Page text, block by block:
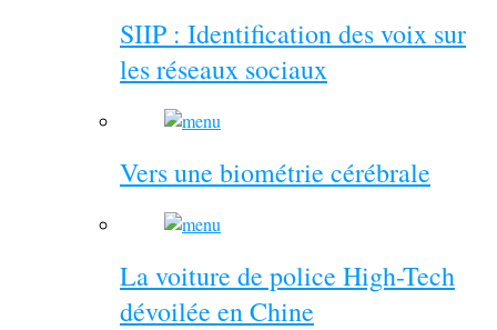
SIIP : Identification des voix sur
les réseaux sociaux
Vers une biométrie cérébrale
La voiture de police High-Tech
dévoilée en Chine